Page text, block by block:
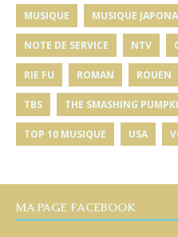
MUSIQUE MUSIQUE
NOTE DE SERVICE NTV
RIE FU ROMAN ROUEN
TBS THE SMASHING
TOP 10 MUSIQUE USA
MA PAGE FACEBOOK